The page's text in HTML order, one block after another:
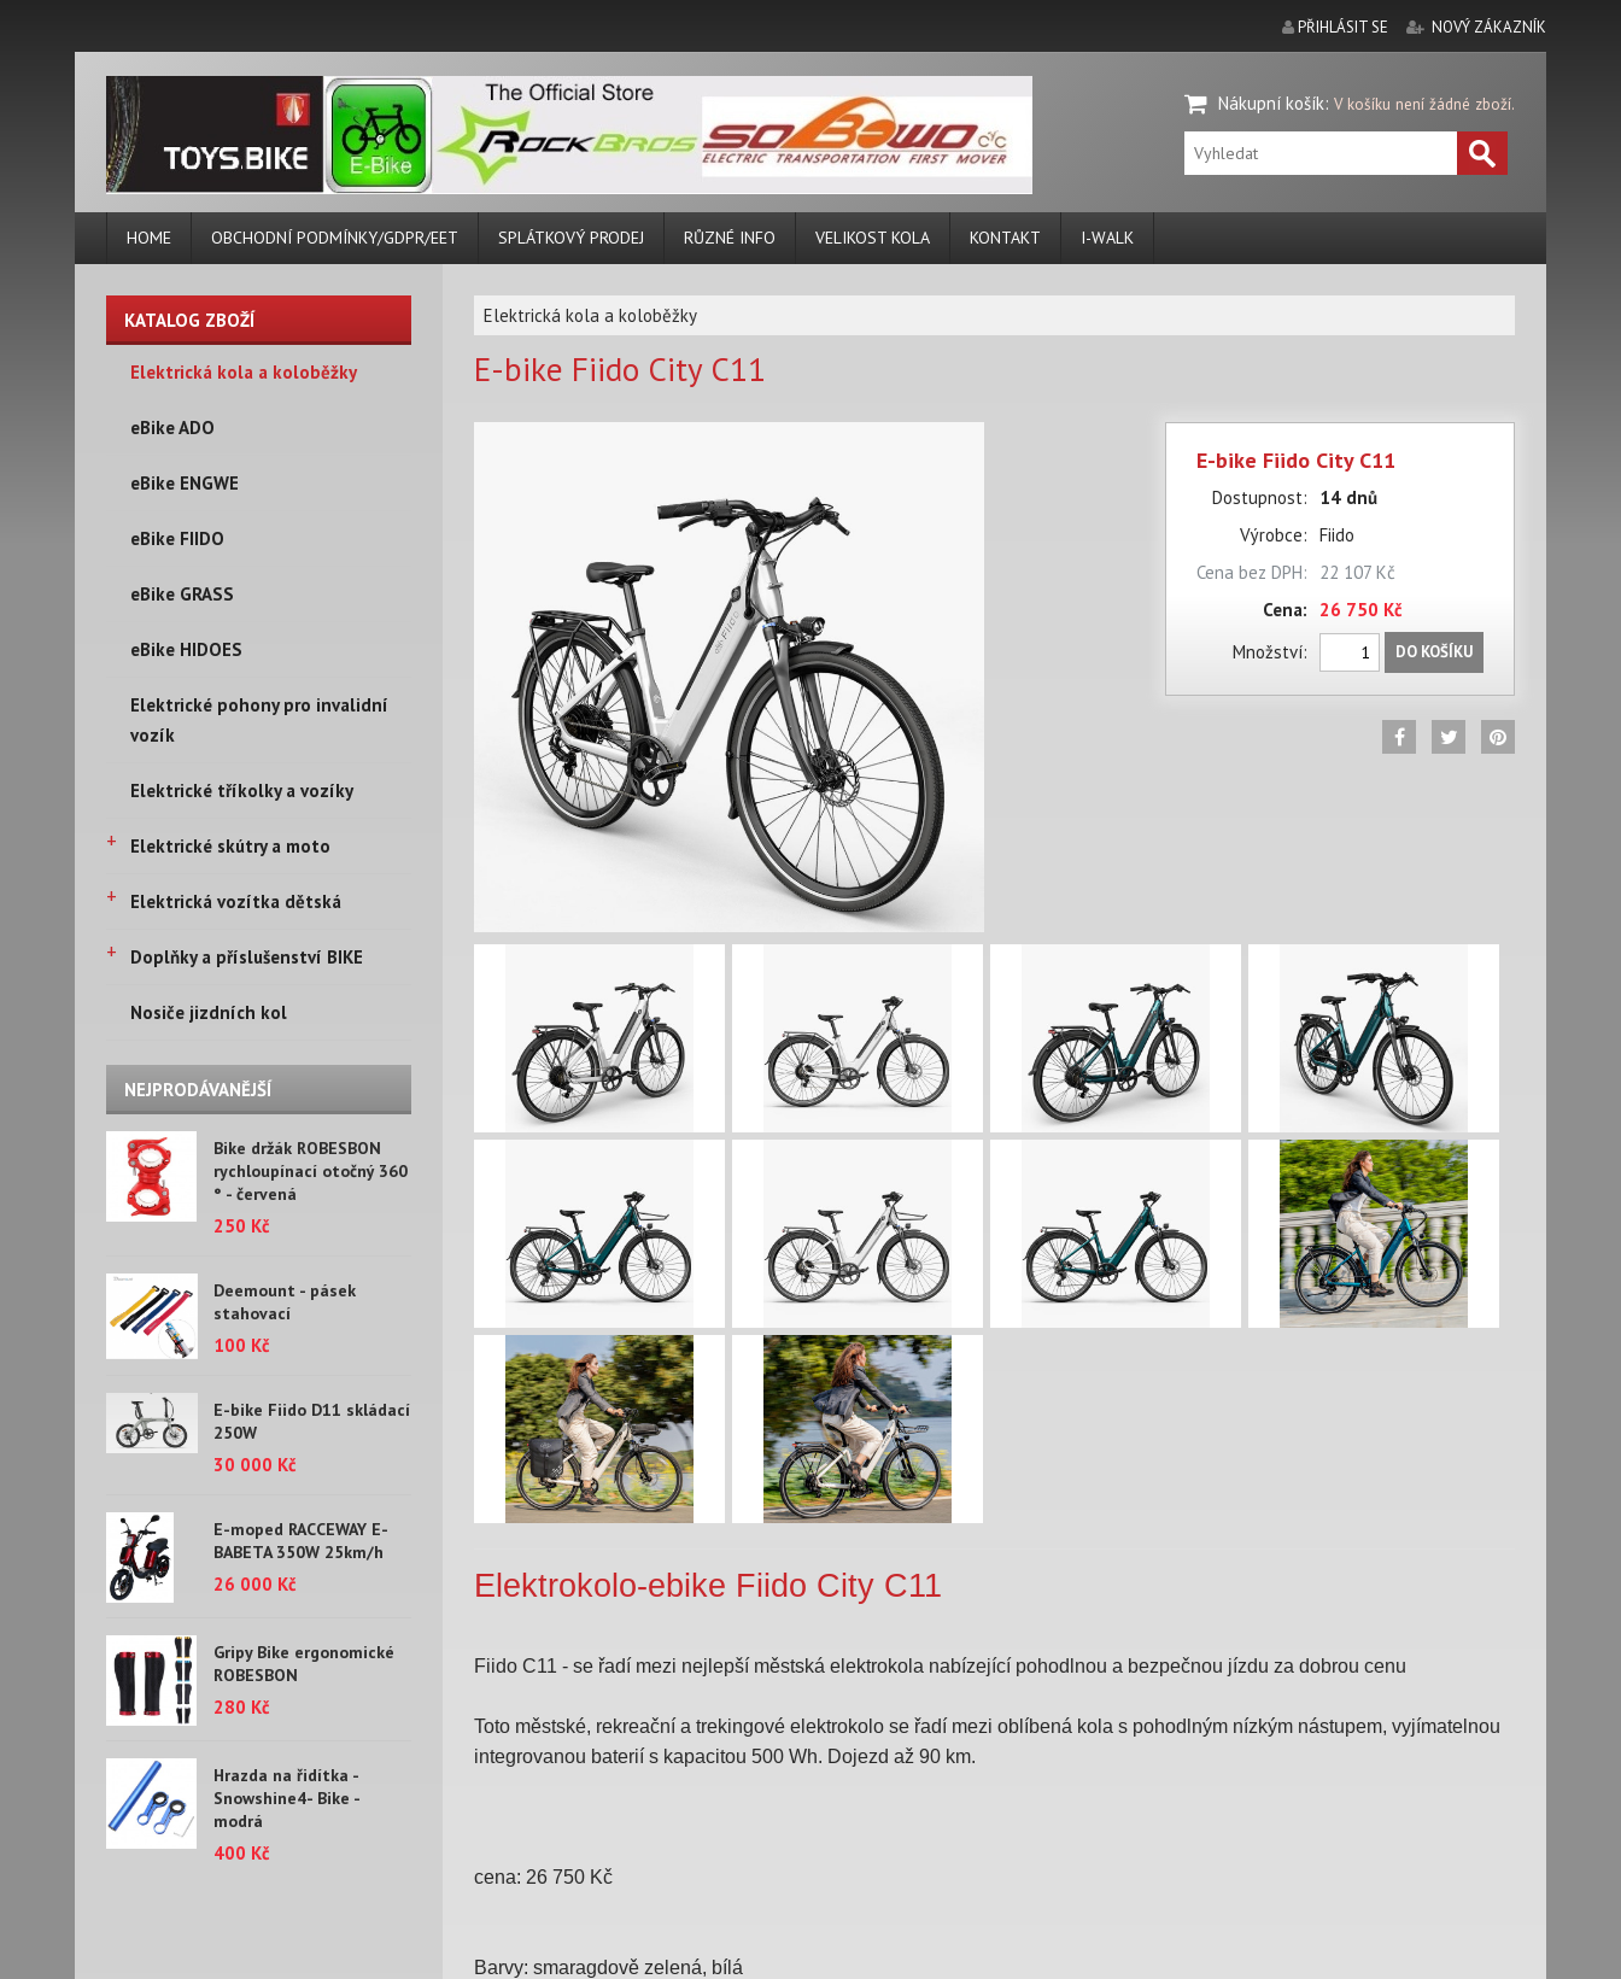
PŘIHLÁSIT SE NOVÝ ZÁKAZNÍK
Nákupní košík: V košíku není žádné zboží.
HOME OBCHODNÍ PODMÍNKY/GDPR/EET SPLÁTKOVÝ PRODEJ RŮZNÉ INFO VELIKOST KOLA KONTAKT I-WALK
KATALOG ZBOŽÍ
Elektrická kola a koloběžky
eBike ADO
eBike ENGWE
eBike FIIDO
eBike GRASS
eBike HIDOES
Elektrické pohony pro invalidní
vozík
Elektrické tříkolky a vozíky
+ Elektrické skútry a moto
+ Elektrická vozítka dětská
+ Doplňky a příslušenství BIKE
Nosiče jizdních kol
NEJPRODÁVANĚJŠÍ
Bike držák ROBESBON
rychloupínací otočný 360
° - červená
250 Kč
Deemount - pásek
stahovací
100 Kč
E-bike Fiido D11 skládací
250W
30 000 Kč
E-moped RACCEWAY E-
BABETA 350W 25km/h
26 000 Kč
Gripy Bike ergonomické
ROBESBON
280 Kč
Hrazda na řidítka -
Snowshine4- Bike -
modrá
400 Kč
Elektrická kola a koloběžky
E-bike Fiido City C11
E-bike Fiido City C11
Dostupnost:
14 dnů
Výrobce: Fiido
Cena bez DPH:
22 107 Kč
Cena:
26 750 Kč
Množství:
DO KOŠÍKU
Elektrokolo-ebike Fiido City C11
Fiido C11 - se řadí mezi nejlepší městská elektrokola nabízející pohodlnou a bezpečnou jízdu za dobrou cenu
Toto městské, rekreační a trekingové elektrokolo se řadí mezi oblíbená kola s pohodlným nízkým nástupem, vyjímatelnou
integrovanou baterií s kapacitou 500 Wh. Dojezd až 90 km.
cena: 26 750 Kč
Barvy: smaragdově zelená, bílá